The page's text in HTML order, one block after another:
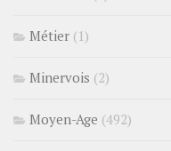
Métier (1)
Minervois (2)
Moyen-Age (492)